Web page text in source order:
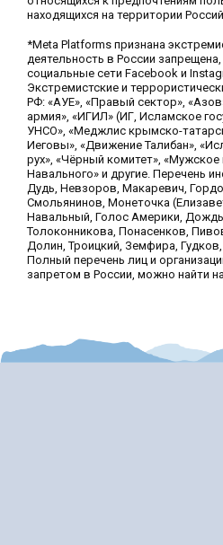
находящихся на территории
*Meta Platforms признана
деятельность в России
социальные сети Facebook и
Экстремистские и
РФ: «АУЕ», «Правый сектор»,
армия», «ИГИЛ» (ИГ, Исламское
УНСО», «Меджлис крымско-
Иеговы», «Движение Талибан»,
рух», «Чёрный комитет»,
Навального» и другие. Перечень
Дудь, Невзоров, Макаревич,
Смольянинов, Монеточка
Навальный, Голос Америки,
Толоконникова, Понасенков,
Долин, Троицкий, Земфира,
Полный перечень лиц и
запретом в России, можно найти